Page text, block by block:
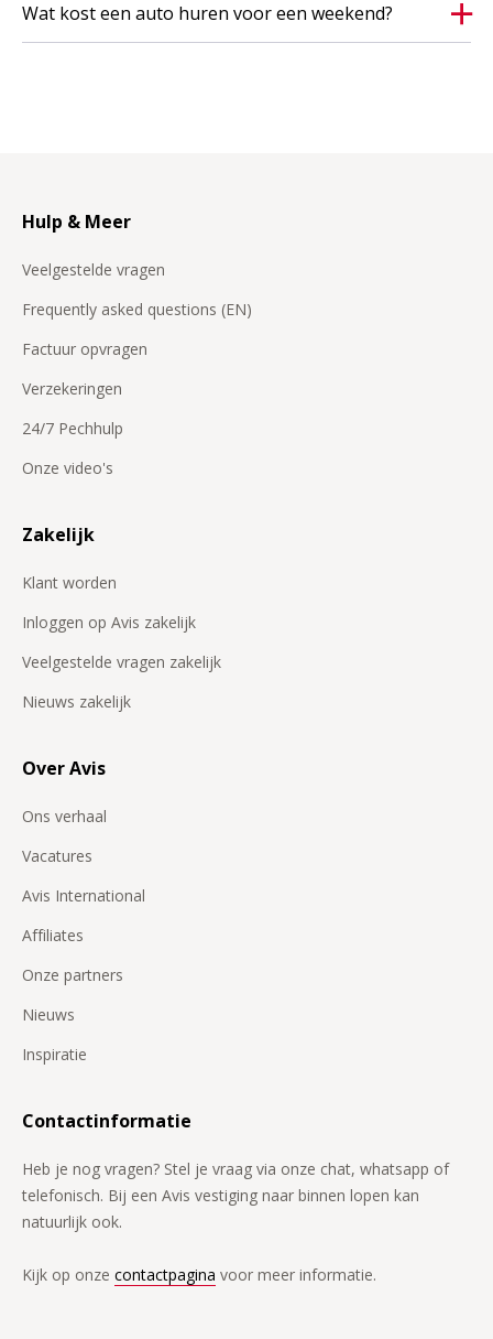
Wat kost een auto huren voor een weekend?
Hulp & Meer
Veelgestelde vragen
Frequently asked questions (EN)
Factuur opvragen
Verzekeringen
24/7 Pechhulp
Onze video's
Zakelijk
Klant worden
Inloggen op Avis zakelijk
Veelgestelde vragen zakelijk
Nieuws zakelijk
Over Avis
Ons verhaal
Vacatures
Avis International
Affiliates
Onze partners
Nieuws
Inspiratie
Contactinformatie
Heb je nog vragen? Stel je vraag via onze chat, whatsapp of
telefonisch. Bij een Avis vestiging naar binnen lopen kan
natuurlijk ook.
Kijk op onze contactpagina voor meer informatie.